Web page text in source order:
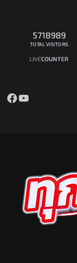
5718989
TOTAL VISITORS
Facebook
YouTube